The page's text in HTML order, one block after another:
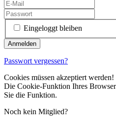
Eingeloggt bleiben
Passwort vergessen?
Cookies müssen akzeptiert werden!
Die Cookie-Funktion Ihres
Sie die Funktion.
Noch kein Mitglied?